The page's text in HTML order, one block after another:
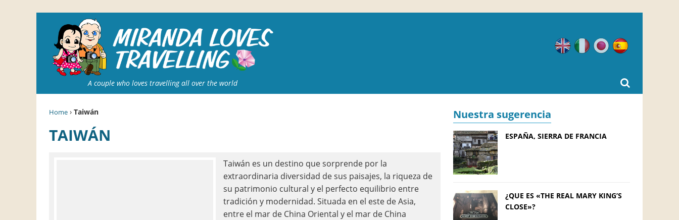
A couple who loves travelling all over the world
Inglés ItalianoJaponés
Home › Taiwán
TAIWÁN
Taiwán es un destino que sorprende por la
extraordinaria diversidad de sus paisajes, la riqueza de
su patrimonio cultural y el perfecto equilibrio entre
tradición y modernidad. Situada en el este de Asia,
entre el mar de China Oriental y el mar de China
Nuestra sugerencia
ESPAÑA, SIERRA DE FRANCIA
¿QUE ES «THE REAL MARY KING’S
CLOSE»?